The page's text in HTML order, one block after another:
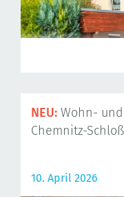
NEU: Wohn-
Chemnitz-
10. April 2026